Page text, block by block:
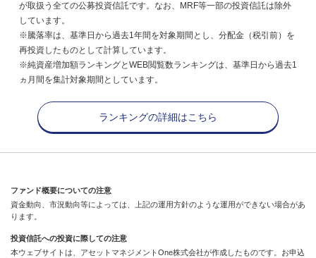
が取扱う全ての公募投資信託です。なお、MRF等一部の投資信託は除外
しています。
※騰落率は、基準日から過去1年間を対象期間とし、分配金（税引前）を
再投資したものとして計算しています。
※純資産増加額ランキングとWEB閲覧数ランキングは、基準日から過去1
ヵ月間を集計対象期間としています。
ランキングの詳細はこちら
ファンド概要についての注意
資金動向、市況動向等によっては、上記の運用方針のような運用ができない場合があ
ります。
投資信託への投資に際しての注意
本ウェブサイトは、アセットマネジメントOne株式会社が作成したものです。お申込